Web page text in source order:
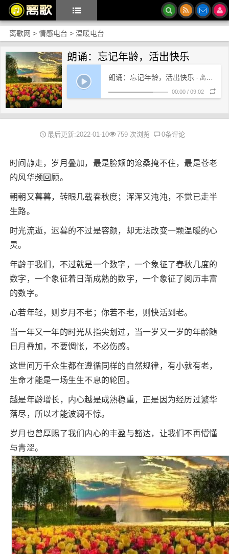
离歌网 > 情感电台 > 温暖电台
朗诵：忘记年龄，活出快乐
朗诵：忘记年龄，活出快乐 - 离歌网络电台
00:00 / 09:02
最后更新:2022-01-10 759 次浏览 0条评论
时间静走，岁月叠加，最是脸颊的沧桑掩不住，最是苍老
的风华频回顾。
朝朝又暮暮，转眼几载春秋度；浑浑又沌沌，不觉已走半
生路。
时光流逝，迟暮的不过是容颜，却无法改变一颗温暖的心
灵。
年龄于我们，不过就是一个数字，一个象征了春秋几度的
数字，一个象征着日渐成熟的数字，一个象征了阅历丰富
的数字。
心若年轻，则岁月不老；你若不老，则快活到老。
当一年又一年的时光从指尖划过，当一岁又一岁的年龄随
日月叠加，不要惆怅，不必伤感。
这世间万千众生都在遵循同样的自然规律，有小就有老，
生命才能是一场生生不息的轮回。
越是年龄增长，内心越是成熟稳重，正是因为经历过繁华
落尽，所以才能波澜不惊。
岁月也曾厚赐了我们内心的丰盈与豁达，让我们不再懵懂
与青涩。